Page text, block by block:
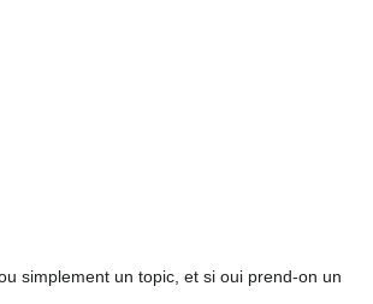
simplement un topic, et si oui prend-on un